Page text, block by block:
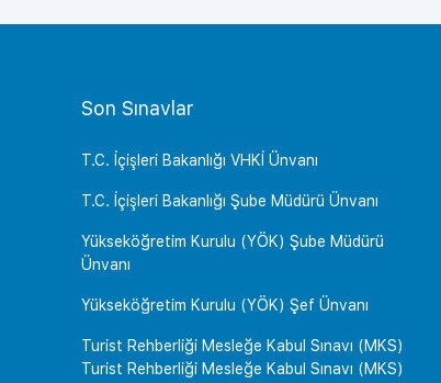
Son Sınavlar
T.C. İçişleri Bakanlığı VHKİ Ünvanı
T.C. İçişleri Bakanlığı Şube Müdürü Ünvanı
Yükseköğretim Kurulu (YÖK) Şube Müdürü
Ünvanı
Yükseköğretim Kurulu (YÖK) Şef Ünvanı
Turist Rehberliği Mesleğe Kabul Sınavı (MKS)
Turist Rehberliği Mesleğe Kabul Sınavı (MKS)